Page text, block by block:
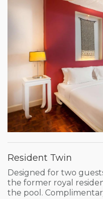
Resident Twin
Designed for two
the former royal
the pool.